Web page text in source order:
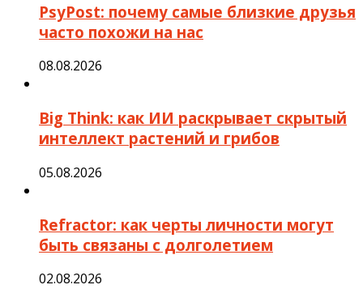
PsyPost: почему самые близкие друзья
часто похожи на нас
08.08.2026
Big Think: как ИИ раскрывает скрытый
интеллект растений и грибов
05.08.2026
Refractor: как черты личности могут
быть связаны с долголетием
02.08.2026